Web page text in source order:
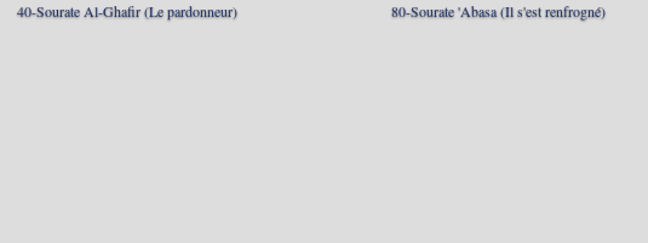
40-Sourate Al-Ghafir (Le pardonneur)
80-Sourate 'Abasa (Il s'est renfrogné)